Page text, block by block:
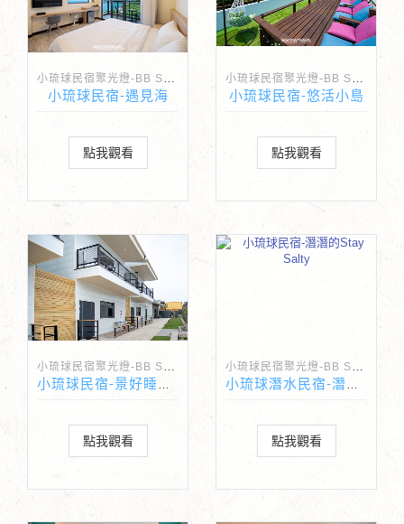
小琉球民宿聚光燈-BB Spotlight
小琉球民宿-遇見海
點我觀看
小琉球民宿聚光燈-BB Spotlight
小琉球民宿-悠活小島
點我觀看
點我觀看 點我觀看